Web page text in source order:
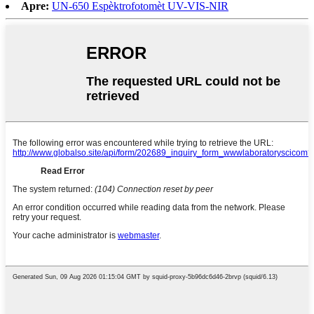
Apre: UN-650 Espèktrofotomèt UV-VIS-NIR